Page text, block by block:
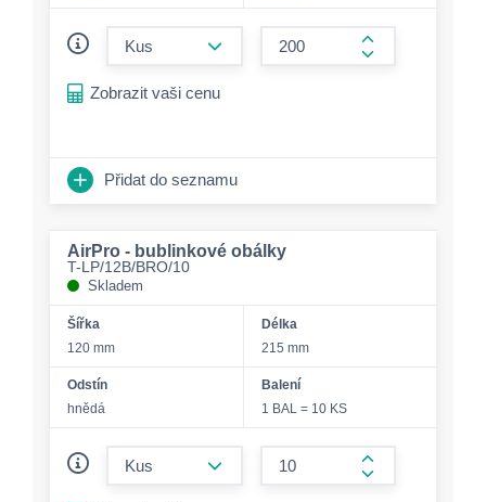
form.increase-
Zobrazit vaši cenu
Přidat do seznamu
AirPro - bublinkové obálky
T-LP/12B/BRO/10
Skladem
Šířka
120 mm
Délka
215 mm
Odstín
hnědá
Balení
1 BAL = 10 KS
form.increase-